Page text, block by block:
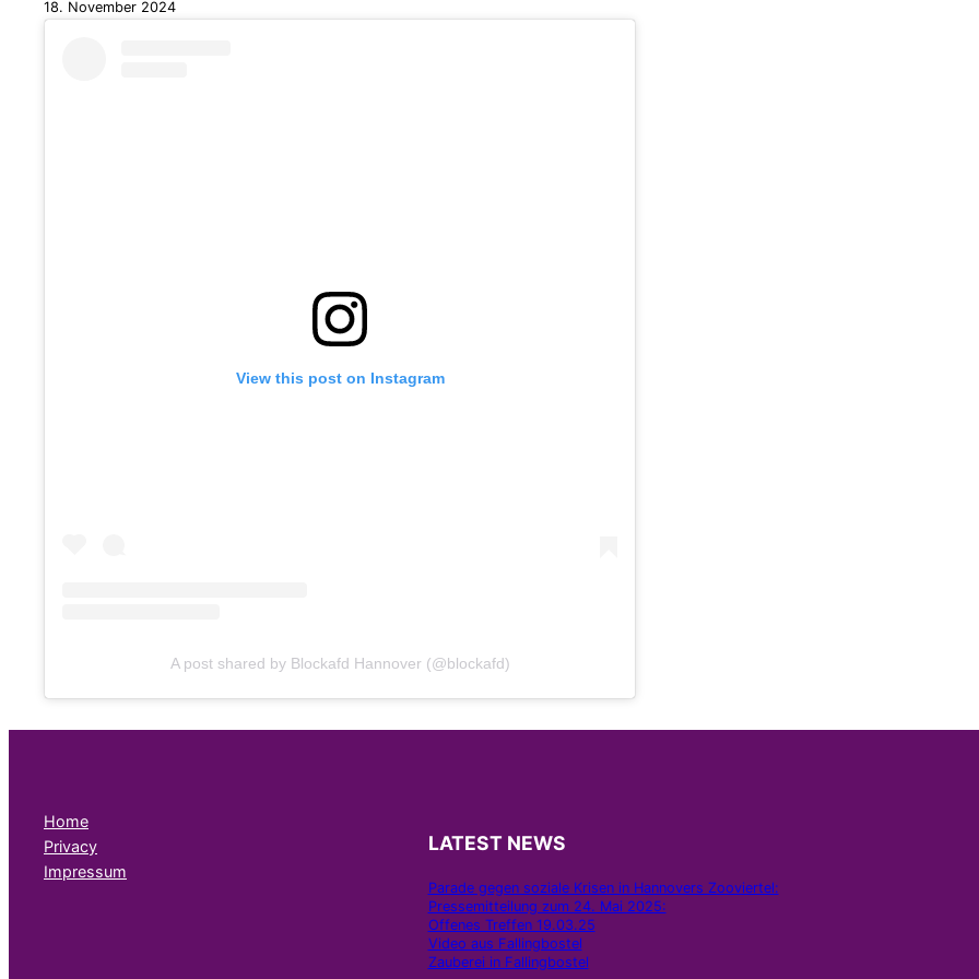
18. November 2024
View this post on Instagram
A post shared by Blockafd Hannover (@blockafd)
Home
Privacy
Impressum
LATEST NEWS
Parade gegen soziale Krisen in Hannovers Zooviertel:
Pressemitteilung zum 24. Mai 2025:
Offenes Treffen 19.03.25
Video aus Fallingbostel
Zauberei in Fallingbostel